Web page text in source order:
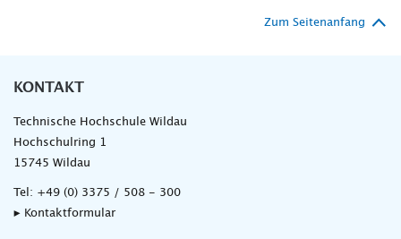
Zum Seitenanfang
KONTAKT
Technische Hochschule Wildau
Hochschulring 1
15745 Wildau
Tel: +49 (0) 3375 / 508 - 300
▸ Kontaktformular